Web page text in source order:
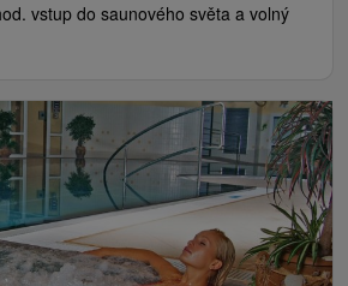
vstup do saunového světa a volný